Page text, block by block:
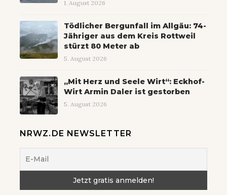
1. August 2026
Tödlicher Bergunfall im Allgäu: 74-
Jähriger aus dem Kreis Rottweil
stürzt 80 Meter ab
5. August 2026
„Mit Herz und Seele Wirt“: Eckhof-
Wirt Armin Daler ist gestorben
5. August 2026
NRWZ.DE NEWSLETTER